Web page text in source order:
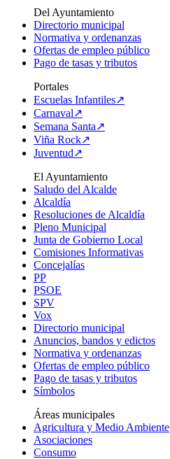
Del Ayuntamiento
Directorio municipal
Normativa y ordenanzas
Ofertas de empleo público
Pago de tasas y tributos
Portales
Escuelas Infantiles↗
Carnaval↗
Semana Santa↗
Viña Rock↗
Juventud↗
El Ayuntamiento
Saludo del Alcalde
Alcaldía
Resoluciones de Alcaldía
Pleno Municipal
Junta de Gobierno Local
Comisiones Informativas
Concejalías
PP
PSOE
SPV
Vox
Directorio municipal
Anuncios, bandos y edictos
Normativa y ordenanzas
Ofertas de empleo público
Pago de tasas y tributos
Símbolos
Áreas municipales
Agricultura y Medio Ambiente
Asociaciones
Consumo